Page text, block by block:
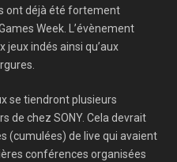
ont déjà été fortement
Week. L’évènement
jeux indés ainsi qu’aux
se tiendront plusieurs
de chez SONY. Cela devrait
(cumulées) de live qui avaient
conférences organisées